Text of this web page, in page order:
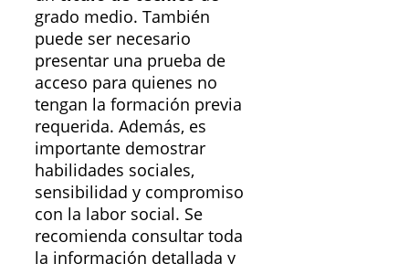
grado medio. También
puede ser necesario
presentar una prueba de
acceso para quienes no
tengan la formación previa
requerida. Además, es
importante demostrar
habilidades sociales,
sensibilidad y compromiso
con la labor social. Se
recomienda consultar toda
la información detallada y